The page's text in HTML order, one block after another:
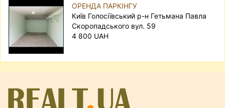
ОРЕНДА ПАРКІНГУ
Київ Голосіївський р-н Гетьмана Павла
Скоропадського вул. 59
4 800 UAH